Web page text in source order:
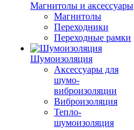
Магнитолы и аксессуары
Магнитолы
Переходники
Переходные рамки
Шумоизоляция
Аксессуары для
шумо-
виброизоляции
Виброизоляция
Тепло-
шумоизоляция